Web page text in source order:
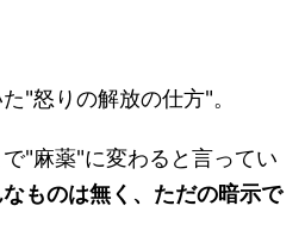
"怒りの解放の仕方"。
"麻薬"に変わると言ってい
ものは無く、ただの暗示で